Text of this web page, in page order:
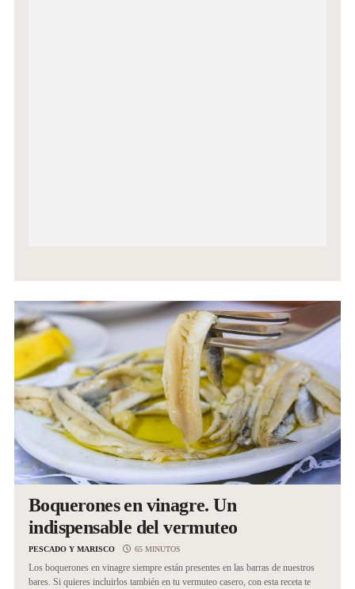
Boquerones en vinagre. Un
indispensable del vermuteo
PESCADO Y MARISCO 65 MINUTOS
Los boquerones en vinagre siempre están presentes en las barras de nuestros
bares. Si quieres incluirlos también en tu vermuteo casero, con esta receta te